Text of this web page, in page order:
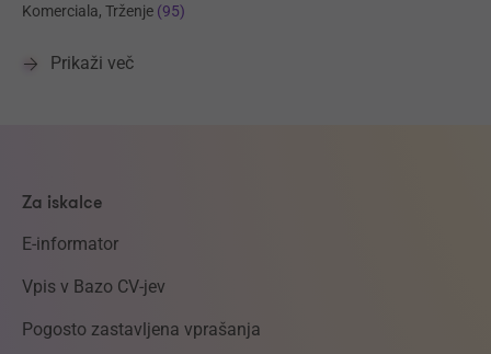
Komerciala, Trženje (95)
Prikaži več
Za iskalce
E-informator
Vpis v Bazo CV-jev
Pogosto zastavljena vprašanja